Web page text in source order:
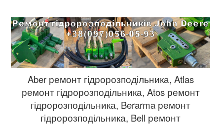
Aber ремонт гідророзподільника, Atlas
ремонт гідророзподільника, Atos ремонт
гідророзподільника, Berarma ремонт
гідророзподільника, Bell ремонт